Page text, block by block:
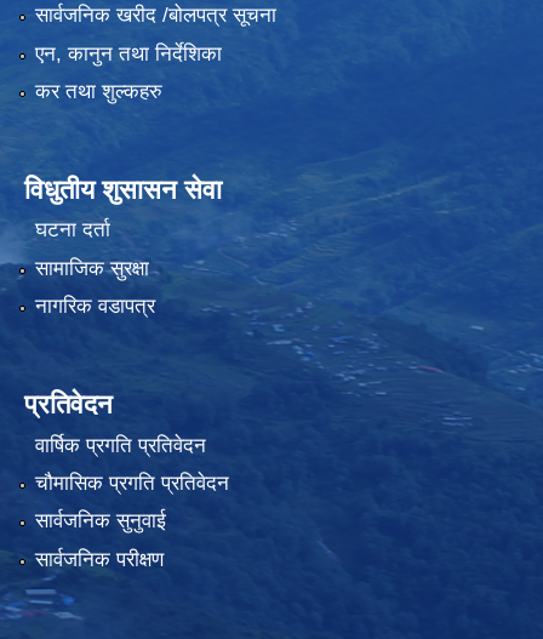
सार्वजनिक खरीद /बोलपत्र सूचना
एन, कानुन तथा निर्देशिका
कर तथा शुल्कहरु
विधुतीय शुसासन सेवा
घटना दर्ता
सामाजिक सुरक्षा
नागरिक वडापत्र
प्रतिवेदन
वार्षिक प्रगति प्रतिवेदन
चौमासिक प्रगति प्रतिवेदन
सार्वजनिक सुनुवाई
सार्वजनिक परीक्षण